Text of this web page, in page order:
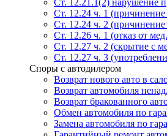
Ст. 12.21.1(2) нарушение
Ст. 12.24 ч. 1 (причинение
Ст. 12.24 ч. 2 (причинение
Ст. 12.26 ч. 1 (отказ от
Ст. 12.27 ч. 2 (скрытие с
Ст. 12.27 ч. 3
Споры с автодилером
Возврат нового авто в
Возврат автомобиля
Возврат бракованного
Обмен автомобиля по
Замена автомобиля по